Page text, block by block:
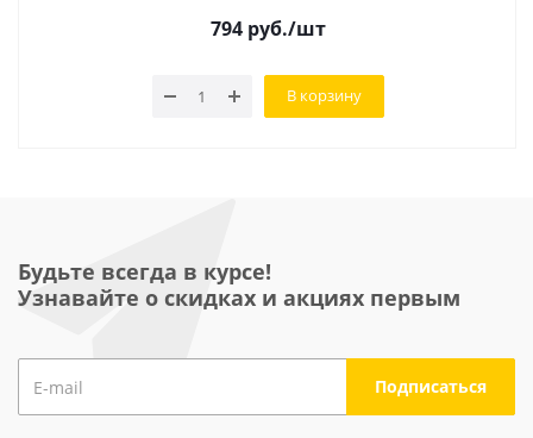
794руб./шт
В корзину
Будьте всегда в курсе!
Узнавайте о скидках и акциях первым